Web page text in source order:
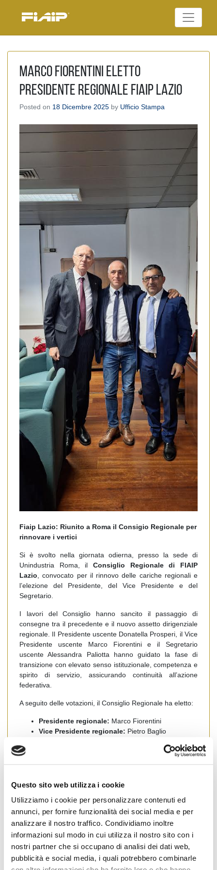
Questo sito web utilizza i cookie
Utilizziamo i cookie per personalizzare contenuti ed
annunci, per fornire funzionalità dei social media e per
analizzare il nostro traffico. Condividiamo inoltre
informazioni sul modo in cui utilizza il nostro sito con i
nostri partner che si occupano di analisi dei dati web,
pubblicità e social media, i quali potrebbero combinarle
Federazione Italiana
Marco Fiorentini eletto
Presidente regionale Fiaip Lazio
Posted on 18 Dicembre 2025 by Ufficio Stampa
Fiaip Lazio: Riunito a Roma il Consigio Regionale per
rinnovare i vertici
Si è svolto nella giornata odierna, presso la sede di
Unindustria Roma, il Consiglio Regionale di FIAIP
Lazio , convocato per il rinnovo delle cariche regionali e
l’elezione del Presidente, del Vice Presidente e del
Segretario.
I lavori del Consiglio hanno sancito il passaggio di
consegne tra il precedente e il nuovo assetto dirigenziale
regionale. Il Presidente uscente Donatella Prosperi, il Vice
Presidente uscente Marco Fiorentini e il Segretario
uscente Alessandra Paliotta hanno guidato la fase di
transizione con elevato senso istituzionale, competenza e
spirito di servizio, assicurando continuità all’azione
federativa.
A seguito delle votazioni, il Consiglio Regionale ha eletto:
Presidente regionale: Marco Fiorentini
Vice Presidente regionale: Pietro Baglio
Francesco Viscomi
Alla seduta hanno partecipato i dirigenti dei Consigli
confermando la piena rappresentatività territoriale e la
coesione dell’organizzazione regionale.
FIAIP Laziorivolge i migliori auguri di buon lavoro al
nuovo Consiglio Regionale, chiamato a proseguire e
rafforzare l’impegno della Federazione nella tutela e nello
sviluppo della professione dell’agente immobiliare.